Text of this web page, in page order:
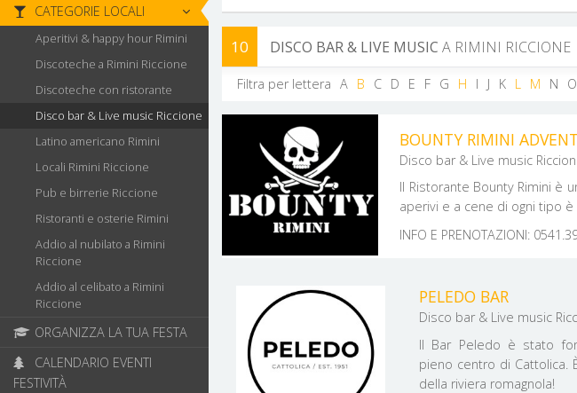
CATEGORIE LOCALI
Aperitivi & happy hour Rimini
Discoteche a Rimini Riccione
Discoteche con ristorante
Disco bar & Live music Riccione
Latino americano Rimini
Locali Rimini Riccione
Pub e birrerie Riccione
Ristoranti e osterie Rimini
Addio al nubilato a Rimini
Riccione
Addio al celibato a Rimini
Riccione
ORGANIZZA LA TUA FESTA
FESTIVITÀ
10 DISCO BAR & LIVE MUSIC A RIMINI RICCIONE
Filtra per lettera A B C D E F G H I J K L M N O
BOUNTY RIMINI
Disco bar & Live music
Il Ristorante Bounty Rimini è
aperivi e a cene di ogni tipo
INFO E PRENOTAZIONI:
PELEDO BAR
Disco bar & Live music
Il Bar Peledo è stato
pieno centro di
della riviera romagnola!